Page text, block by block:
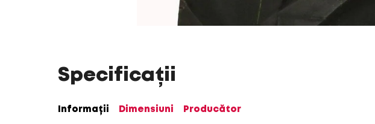
Specificații
Informații Dimensiuni Producător